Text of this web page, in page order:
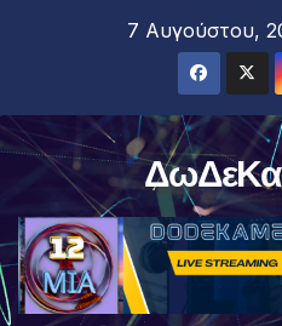
7 Αυγούστου,